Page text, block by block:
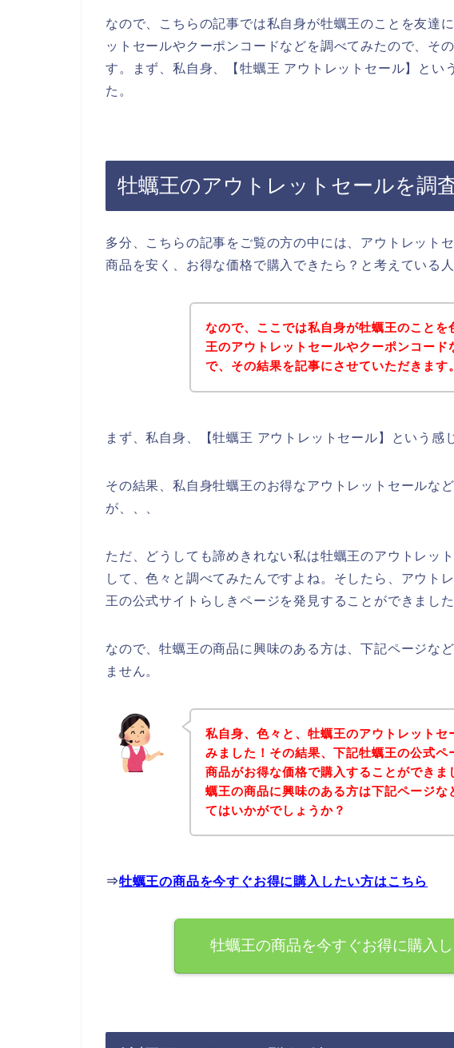
なので、こちらの記事では私自身が牡蠣王のことを友達
ットセールやクーポンコードなどを調べてみたので、そ
す。まず、私自身、【牡蠣王 アウトレットセール】とい
た。
牡蠣王のアウトレットセールを調
多分、こちらの記事をご覧の方の中には、アウトレット
商品を安く、お得な価格で購入できたら？と考えている
なので、ここでは私自身が牡蠣王のことを
王のアウトレットセールやクーポンコード
で、その結果を記事にさせていただきます。
まず、私自身、【牡蠣王 アウトレットセール】という感
その結果、私自身牡蠣王のお得なアウトレットセールな
が、、、
ただ、どうしても諦めきれない私は牡蠣王のアウトレッ
して、色々と調べてみたんですよね。そしたら、アウト
王の公式サイトらしきページを発見することができまし
なので、牡蠣王の商品に興味のある方は、下記ページな
ません。
私自身、色々と、牡蠣王のアウトレットセ
みました！その結果、下記牡蠣王の公式ペ
商品がお得な価格で購入することができま
蠣王の商品に興味のある方は下記ページな
てはいかがでしょうか？
⇒牡蠣王の商品を今すぐお得に購入したい方はこちら
牡蠣王の商品を今すぐお得に購入